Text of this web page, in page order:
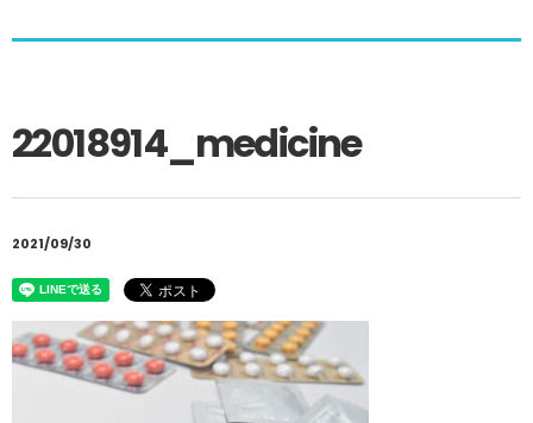
22018914_medicine
2021/09/30